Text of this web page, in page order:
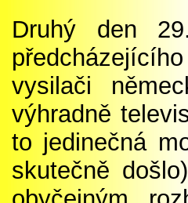
Druhý den
vysilači
výhradně
to jedinečná
skutečně